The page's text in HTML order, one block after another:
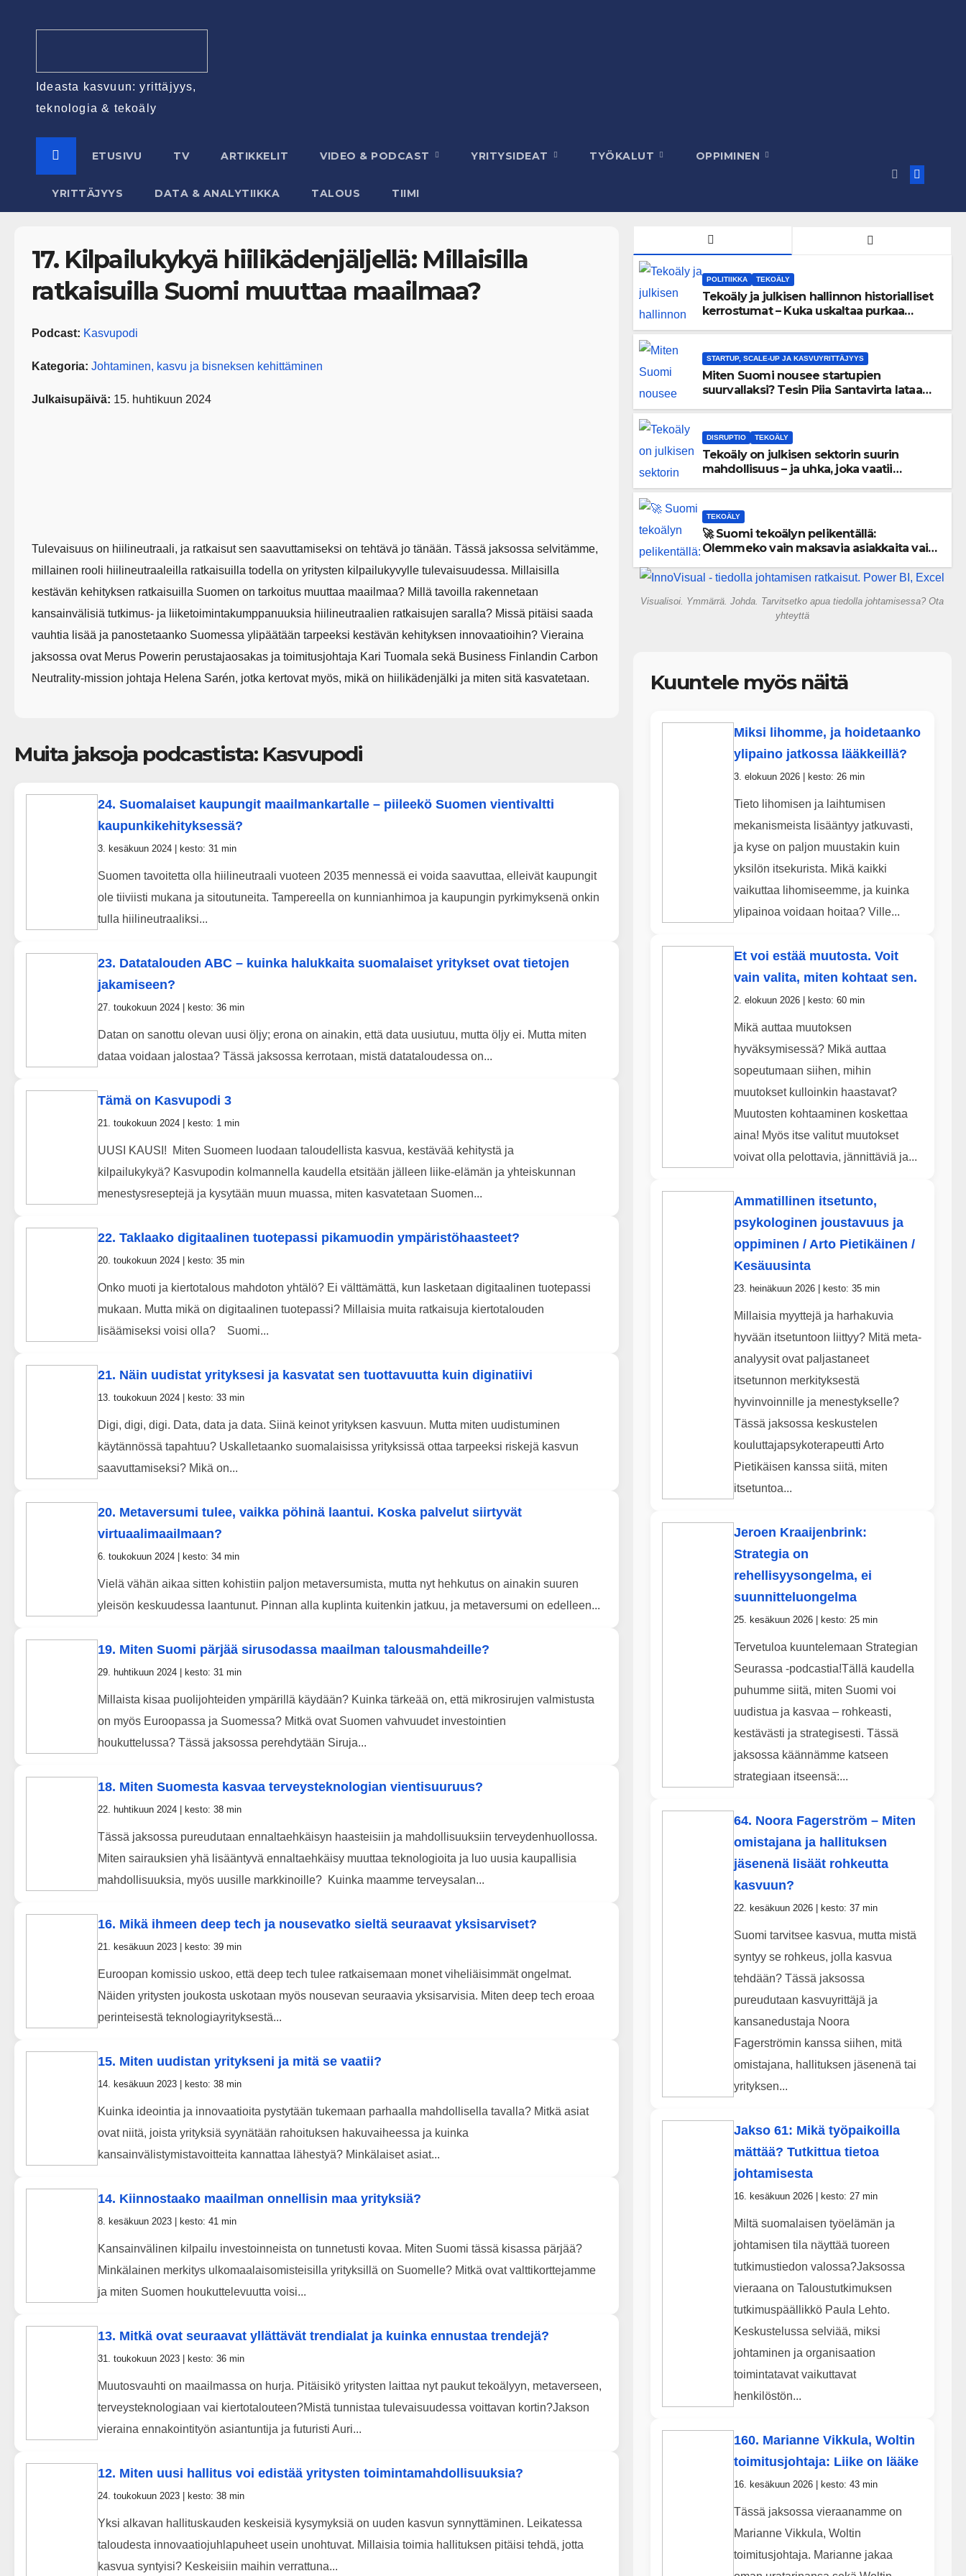
Ideasta kasvuun: yrittäjyys,
teknologia & tekoäly
ETUSIVU TV ARTIKKELIT VIDEO & PODCAST YRITYSIDEAT TYÖKALUT OPPIMINEN
YRITTÄJYYS DATA & ANALYTIIKKA TALOUS TIIMI
17. Kilpailukykyä hiilikädenjäljellä: Millaisilla
ratkaisuilla Suomi muuttaa maailmaa?
Podcast: Kasvupodi
Kategoria: Johtaminen, kasvu ja bisneksen kehittäminen
Julkaisupäivä: 15. huhtikuun 2024
Tulevaisuus on hiilineutraali, ja ratkaisut sen saavuttamiseksi on tehtävä jo tänään. Tässä jaksossa selvitämme,
millainen rooli hiilineutraaleilla ratkaisuilla todella on yritysten kilpailukyvylle tulevaisuudessa. Millaisilla
kestävän kehityksen ratkaisuilla Suomen on tarkoitus muuttaa maailmaa? Millä tavoilla rakennetaan
kansainvälisiä tutkimus- ja liiketoimintakumppanuuksia hiilineutraalien ratkaisujen saralla? Missä pitäisi saada
vauhtia lisää ja panostetaanko Suomessa ylipäätään tarpeeksi kestävän kehityksen innovaatioihin? Vieraina
jaksossa ovat Merus Powerin perustajaosakas ja toimitusjohtaja Kari Tuomala sekä Business Finlandin Carbon
Neutrality-mission johtaja Helena Sarén, jotka kertovat myös, mikä on hiilikädenjälki ja miten sitä kasvatetaan.
Muita jaksoja podcastista: Kasvupodi
24. Suomalaiset kaupungit maailmankartalle – piileekö Suomen vientivaltti
kaupunkikehityksessä?
3. kesäkuun 2024 | kesto: 31 min
Suomen tavoitetta olla hiilineutraali vuoteen 2035 mennessä ei voida saavuttaa, elleivät kaupungit
ole tiiviisti mukana ja sitoutuneita. Tampereella on kunnianhimoa ja kaupungin pyrkimyksenä onkin
tulla hiilineutraaliksi...
23. Datatalouden ABC – kuinka halukkaita suomalaiset yritykset ovat tietojen
jakamiseen?
27. toukokuun 2024 | kesto: 36 min
Datan on sanottu olevan uusi öljy; erona on ainakin, että data uusiutuu, mutta öljy ei. Mutta miten
dataa voidaan jalostaa? Tässä jaksossa kerrotaan, mistä datataloudessa on...
Tämä on Kasvupodi 3
21. toukokuun 2024 | kesto: 1 min
UUSI KAUSI! Miten Suomeen luodaan taloudellista kasvua, kestävää kehitystä ja
kilpailukykyä? Kasvupodin kolmannella kaudella etsitään jälleen liike-elämän ja yhteiskunnan
menestysreseptejä ja kysytään muun muassa, miten kasvatetaan Suomen...
22. Taklaako digitaalinen tuotepassi pikamuodin ympäristöhaasteet?
20. toukokuun 2024 | kesto: 35 min
Onko muoti ja kiertotalous mahdoton yhtälö? Ei välttämättä, kun lasketaan digitaalinen tuotepassi
mukaan. Mutta mikä on digitaalinen tuotepassi? Millaisia muita ratkaisuja kiertotalouden
lisäämiseksi voisi olla? Suomi...
21. Näin uudistat yrityksesi ja kasvatat sen tuottavuutta kuin diginatiivi
13. toukokuun 2024 | kesto: 33 min
Digi, digi, digi. Data, data ja data. Siinä keinot yrityksen kasvuun. Mutta miten uudistuminen
käytännössä tapahtuu? Uskalletaanko suomalaisissa yrityksissä ottaa tarpeeksi riskejä kasvun
saavuttamiseksi? Mikä on...
20. Metaversumi tulee, vaikka pöhinä laantui. Koska palvelut siirtyvät
virtuaalimaailmaan?
6. toukokuun 2024 | kesto: 34 min
Vielä vähän aikaa sitten kohistiin paljon metaversumista, mutta nyt hehkutus on ainakin suuren
yleisön keskuudessa laantunut. Pinnan alla kuplinta kuitenkin jatkuu, ja metaversumi on edelleen...
19. Miten Suomi pärjää sirusodassa maailman talousmahdeille?
29. huhtikuun 2024 | kesto: 31 min
Millaista kisaa puolijohteiden ympärillä käydään? Kuinka tärkeää on, että mikrosirujen valmistusta
on myös Euroopassa ja Suomessa? Mitkä ovat Suomen vahvuudet investointien
houkuttelussa? Tässä jaksossa perehdytään Siruja...
18. Miten Suomesta kasvaa terveysteknologian vientisuuruus?
22. huhtikuun 2024 | kesto: 38 min
Tässä jaksossa pureudutaan ennaltaehkäisyn haasteisiin ja mahdollisuuksiin terveydenhuollossa.
Miten sairauksien yhä lisääntyvä ennaltaehkäisy muuttaa teknologioita ja luo uusia kaupallisia
mahdollisuuksia, myös uusille markkinoille? Kuinka maamme terveysalan...
16. Mikä ihmeen deep tech ja nousevatko sieltä seuraavat yksisarviset?
21. kesäkuun 2023 | kesto: 39 min
Euroopan komissio uskoo, että deep tech tulee ratkaisemaan monet viheliäisimmät ongelmat.
Näiden yritysten joukosta uskotaan myös nousevan seuraavia yksisarvisia. Miten deep tech eroaa
perinteisestä teknologiayrityksestä...
15. Miten uudistan yritykseni ja mitä se vaatii?
14. kesäkuun 2023 | kesto: 38 min
Kuinka ideointia ja innovaatioita pystytään tukemaan parhaalla mahdollisella tavalla? Mitkä asiat
ovat niitä, joista yrityksiä syynätään rahoituksen hakuvaiheessa ja kuinka
kansainvälistymistavoitteita kannattaa lähestyä? Minkälaiset asiat...
14. Kiinnostaako maailman onnellisin maa yrityksiä?
8. kesäkuun 2023 | kesto: 41 min
Kansainvälinen kilpailu investoinneista on tunnetusti kovaa. Miten Suomi tässä kisassa pärjää?
Minkälainen merkitys ulkomaalaisomisteisilla yrityksillä on Suomelle? Mitkä ovat valttikorttejamme
ja miten Suomen houkuttelevuutta voisi...
13. Mitkä ovat seuraavat yllättävät trendialat ja kuinka ennustaa trendejä?
31. toukokuun 2023 | kesto: 36 min
Muutosvauhti on maailmassa on hurja. Pitäisikö yritysten laittaa nyt paukut tekoälyyn, metaverseen,
terveysteknologiaan vai kiertotalouteen?Mistä tunnistaa tulevaisuudessa voittavan kortin?Jakson
vieraina ennakointityön asiantuntija ja futuristi Auri...
12. Miten uusi hallitus voi edistää yritysten toimintamahdollisuuksia?
24. toukokuun 2023 | kesto: 38 min
Yksi alkavan hallituskauden keskeisiä kysymyksiä on uuden kasvun synnyttäminen. Leikatessa
taloudesta innovaatiojuhlapuheet usein unohtuvat. Millaisia toimia hallituksen pitäisi tehdä, jotta
kasvua syntyisi? Keskeisiin maihin verrattuna...
POLITIIKKA TEKOÄLY
Tekoäly ja julkisen hallinnon historialliset
kerrostumat – Kuka uskaltaa purkaa
STARTUP, SCALE-UP JA KASVUYRITTÄJYYS
Miten Suomi nousee startupien
suurvallaksi? Tesin Piia Santavirta lataa
DISRUPTIO TEKOÄLY
Tekoäly on julkisen sektorin suurin
mahdollisuus – ja uhka, joka vaatii
TEKOÄLY
🚀 Suomi tekoälyn pelikentällä:
Olemmeko vain maksavia asiakkaita vai
gigatehtaan?
Visualisoi. Ymmärrä. Johda. Tarvitsetko apua tiedolla johtamisessa? Ota
yhteyttä
Kuuntele myös näitä
Miksi lihomme, ja hoidetaanko
ylipaino jatkossa lääkkeillä?
3. elokuun 2026 | kesto: 26 min
Tieto lihomisen ja laihtumisen
mekanismeista lisääntyy jatkuvasti,
ja kyse on paljon muustakin kuin
yksilön itsekurista. Mikä kaikki
vaikuttaa lihomiseemme, ja kuinka
ylipainoa voidaan hoitaa? Ville...
Et voi estää muutosta. Voit
vain valita, miten kohtaat sen.
2. elokuun 2026 | kesto: 60 min
Mikä auttaa muutoksen
hyväksymisessä? Mikä auttaa
sopeutumaan siihen, mihin
muutokset kulloinkin haastavat?
Muutosten kohtaaminen koskettaa
aina! Myös itse valitut muutokset
voivat olla pelottavia, jännittäviä ja...
Ammatillinen itsetunto,
psykologinen joustavuus ja
oppiminen / Arto Pietikäinen /
Kesäuusinta
23. heinäkuun 2026 | kesto: 35 min
Millaisia myyttejä ja harhakuvia
hyvään itsetuntoon liittyy? Mitä meta-
analyysit ovat paljastaneet
itsetunnon merkityksestä
hyvinvoinnille ja menestykselle?
Tässä jaksossa keskustelen
kouluttajapsykoterapeutti Arto
Pietikäisen kanssa siitä, miten
itsetuntoa...
Jeroen Kraaijenbrink:
Strategia on
rehellisyysongelma, ei
suunnitteluongelma
25. kesäkuun 2026 | kesto: 25 min
Tervetuloa kuuntelemaan Strategian
Seurassa -podcastia!Tällä kaudella
puhumme siitä, miten Suomi voi
uudistua ja kasvaa – rohkeasti,
kestävästi ja strategisesti. Tässä
jaksossa käännämme katseen
strategiaan itseensä:...
64. Noora Fagerström – Miten
omistajana ja hallituksen
jäsenenä lisäät rohkeutta
kasvuun?
22. kesäkuun 2026 | kesto: 37 min
Suomi tarvitsee kasvua, mutta mistä
syntyy se rohkeus, jolla kasvua
tehdään? Tässä jaksossa
pureudutaan kasvuyrittäjä ja
kansanedustaja Noora
Fagerströmin kanssa siihen, mitä
omistajana, hallituksen jäsenenä tai
yrityksen...
Jakso 61: Mikä työpaikoilla
mättää? Tutkittua tietoa
johtamisesta
16. kesäkuun 2026 | kesto: 27 min
Miltä suomalaisen työelämän ja
johtamisen tila näyttää tuoreen
tutkimustiedon valossa?Jaksossa
vieraana on Taloustutkimuksen
tutkimuspäällikkö Paula Lehto.
Keskustelussa selviää, miksi
johtaminen ja organisaation
toimintatavat vaikuttavat
henkilöstön...
160. Marianne Vikkula, Woltin
toimitusjohtaja: Liike on lääke
16. kesäkuun 2026 | kesto: 43 min
Tässä jaksossa vieraanamme on
Marianne Vikkula, Woltin
toimitusjohtaja. Marianne jakaa